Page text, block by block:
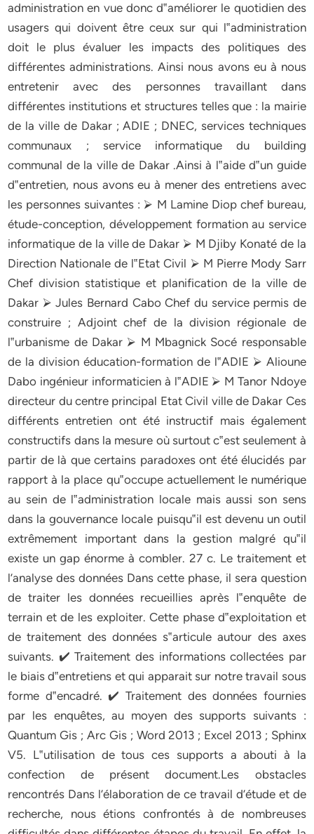
administration en vue donc d‟améliorer le quotidien des
usagers qui doivent être ceux sur qui l‟administration
doit le plus évaluer les impacts des politiques des
différentes administrations. Ainsi nous avons eu à nous
entretenir avec des personnes travaillant dans
différentes institutions et structures telles que : la mairie
de la ville de Dakar ; ADIE ; DNEC, services techniques
communaux ; service informatique du building
communal de la ville de Dakar .Ainsi à l‟aide d‟un guide
d‟entretien, nous avons eu à mener des entretiens avec
les personnes suivantes : ⮚ M Lamine Diop chef bureau,
étude-conception, développement formation au service
informatique de la ville de Dakar ⮚ M Djiby Konaté de la
Direction Nationale de l‟Etat Civil ⮚ M Pierre Mody Sarr
Chef division statistique et planification de la ville de
Dakar ⮚ Jules Bernard Cabo Chef du service permis de
construire ; Adjoint chef de la division régionale de
l‟urbanisme de Dakar ⮚ M Mbagnick Socé responsable
de la division éducation-formation de l‟ADIE ⮚ Alioune
Dabo ingénieur informaticien à l‟ADIE ⮚ M Tanor Ndoye
directeur du centre principal Etat Civil ville de Dakar Ces
différents entretien ont été instructif mais également
constructifs dans la mesure où surtout c‟est seulement à
partir de là que certains paradoxes ont été élucidés par
rapport à la place qu‟occupe actuellement le numérique
au sein de l‟administration locale mais aussi son sens
dans la gouvernance locale puisqu‟il est devenu un outil
extrêmement important dans la gestion malgré qu‟il
existe un gap énorme à combler. 27 c. Le traitement et
l’analyse des données Dans cette phase, il sera question
de traiter les données recueillies après l‟enquête de
terrain et de les exploiter. Cette phase d‟exploitation et
de traitement des données s‟articule autour des axes
suivants. ✔ Traitement des informations collectées par
le biais d‟entretiens et qui apparait sur notre travail sous
forme d‟encadré. ✔ Traitement des données fournies
par les enquêtes, au moyen des supports suivants :
Quantum Gis ; Arc Gis ; Word 2013 ; Excel 2013 ; Sphinx
V5. L‟utilisation de tous ces supports a abouti à la
confection de présent document.Les obstacles
rencontrés Dans l’élaboration de ce travail d’étude et de
recherche, nous étions confrontés à de nombreuses